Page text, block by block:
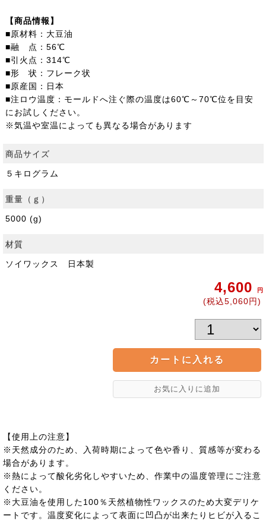
【商品情報】
■原材料：大豆油
■融 点：56℃
■引火点：314℃
■形 状：フレーク状
■原産国：日本
■注ロウ温度：モールドへ注ぐ際の温度は60℃～70℃位を目安
にお試しください。
※気温や室温によっても異なる場合があります
商品サイズ
５キログラム
重量（ｇ）
5000 (g)
材質
ソイワックス 日本製
4,600 円
(税込5,060円)
【使用上の注意】
※天然成分のため、入荷時期によって色や香り、質感等が変わる
場合があります。
※熱によって酸化劣化しやすいため、作業中の温度管理にご注意
ください。
※大豆油を使用した100％天然植物性ワックスのため大変デリケ
ートです。温度変化によって表面に凹凸が出来たりヒビが入るこ